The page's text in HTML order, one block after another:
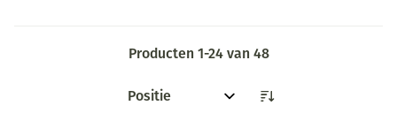
Producten 1-24van 48
Sorteer op: